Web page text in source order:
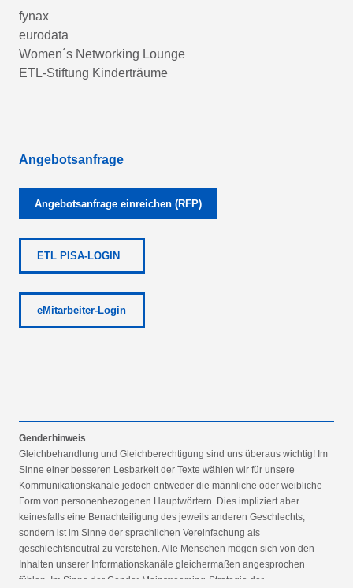
fynax
eurodata
Women´s Networking Lounge
ETL-Stiftung Kinderträume
Angebotsanfrage
Angebotsanfrage einreichen (RFP)
ETL PISA-LOGIN
eMitarbeiter-Login
Genderhinweis
Gleichbehandlung und Gleichberechtigung sind uns überaus wichtig! Im
Sinne einer besseren Lesbarkeit der Texte wählen wir für unsere
Kommunikationskanäle jedoch entweder die männliche oder weibliche
Form von personenbezogenen Hauptwörtern. Dies impliziert aber
keinesfalls eine Benachteiligung des jeweils anderen Geschlechts,
sondern ist im Sinne der sprachlichen Vereinfachung als
geschlechtsneutral zu verstehen. Alle Menschen mögen sich von den
Inhalten unserer Informationskanäle gleichermaßen angesprochen
fühlen. Im Sinne der Gender Mainstreaming-Strategie der